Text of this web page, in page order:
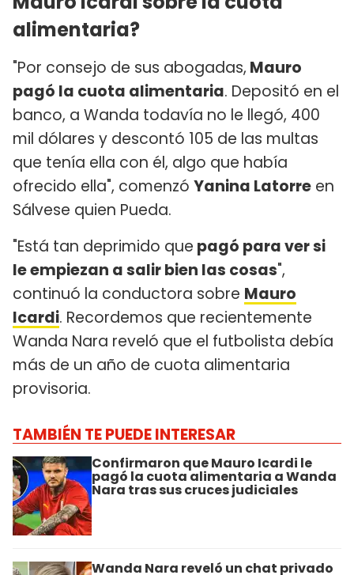
alimentaria?
"Por consejo de sus abogadas, Mauro
pagó la cuota alimentaria. Depositó en el
banco, a Wanda todavía no le llegó, 400
mil dólares y descontó 105 de las multas
que tenía ella con él, algo que había
ofrecido ella", comenzó Yanina Latorre en
Sálvese quien Pueda.
"Está tan deprimido que pagó para ver si
le empiezan a salir bien las cosas",
continuó la conductora sobre Mauro
Icardi. Recordemos que recientemente
Wanda Nara reveló que el futbolista debía
más de un año de cuota alimentaria
provisoria.
TAMBIÉN TE PUEDE INTERESAR
Confirmaron que Mauro Icardi le
pagó la cuota alimentaria a Wanda
Nara tras sus cruces judiciales
Wanda Nara reveló un chat privado